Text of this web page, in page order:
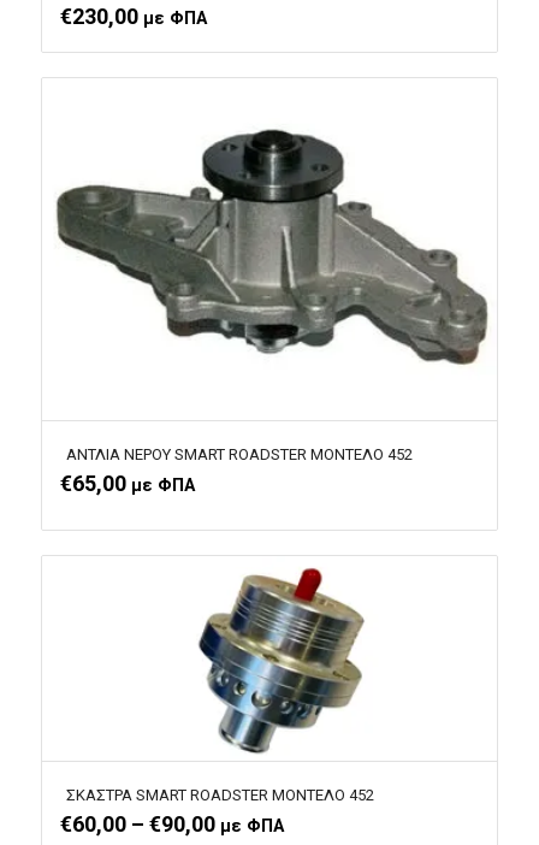
€230,00 με ΦΠΑ
ΑΝΤΛΙΑ ΝΕΡΟΥ SMART ROADSTER ΜΟΝΤΕΛΟ 452
€65,00 με ΦΠΑ
ΣΚΑΣΤΡΑ SMART ROADSTER ΜΟΝΤΕΛΟ 452
€60,00 – €90,00
Price range: €60,00 through €90,00
με ΦΠΑ